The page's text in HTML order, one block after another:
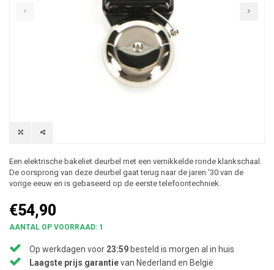
Een elektrische bakeliet deurbel met een vernikkelde ronde klankschaal.
De oorsprong van deze deurbel gaat terug naar de jaren '30 van de
vorige eeuw en is gebaseerd op de eerste telefoontechniek.
€54,90
AANTAL OP VOORRAAD: 1
Op werkdagen voor 23:59 besteld is morgen al in huis
Laagste prijs garantievan Nederland en België